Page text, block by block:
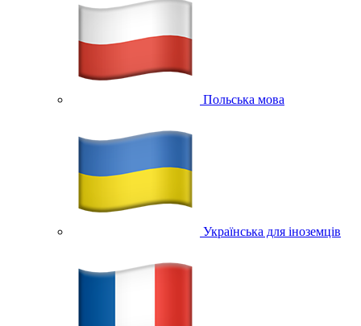
Польська мова
Українська для іноземців